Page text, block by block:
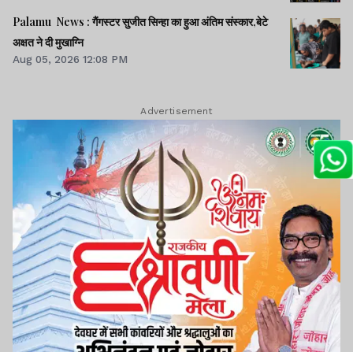
Palamu News : गैंगस्टर सुजीत सिन्हा का हुआ अंतिम संस्कार,बेटे
अक्षत ने दी मुखाग्नि
Aug 05, 2026 12:08 PM
Advertisement